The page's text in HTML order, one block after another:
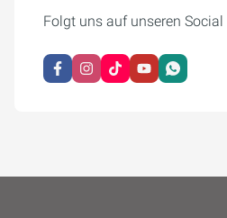
Folgt uns auf unseren